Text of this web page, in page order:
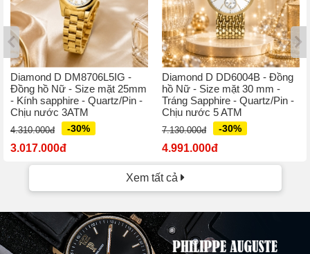
Diamond D DM8706L5IG -
Đồng hồ Nữ - Size mặt 25mm
- Kính sapphire - Quartz/Pin -
Chịu nước 3ATM
4.310.000đ -30%
3.017.000đ
Diamond D DD6004B - Đồng
hồ Nữ - Size mặt 30 mm -
Tráng Sapphire - Quartz/Pin -
Chịu nước 5 ATM
7.130.000đ -30%
4.991.000đ
Xem tất cả